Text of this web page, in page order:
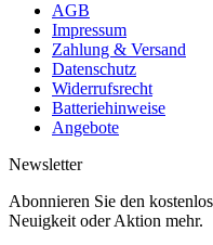
AGB
Impressum
Zahlung & Versand
Datenschutz
Widerrufsrecht
Batteriehinweise
Angebote
Newsletter
Abonnieren Sie den
Neuigkeit oder Aktion mehr.